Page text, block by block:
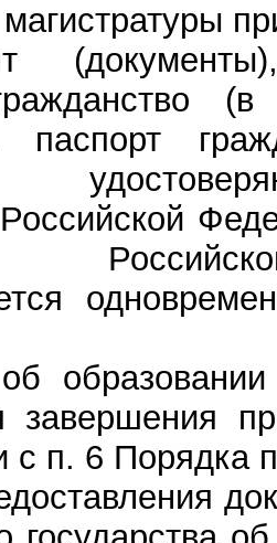
паспорт
завершения
с п. 6 Порядка